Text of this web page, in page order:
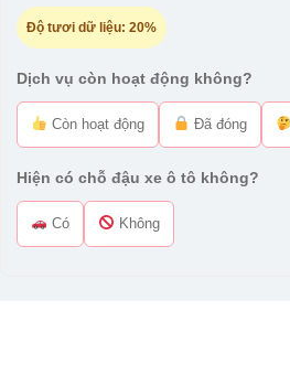
Độ tươi dữ liệu: 20%
Dịch vụ còn hoạt động không?
Còn hoạt động Đã đóng
Hiện có chỗ đậu xe ô tô không?
Có Không